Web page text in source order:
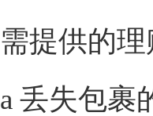
需提供的
a 丢失包裹